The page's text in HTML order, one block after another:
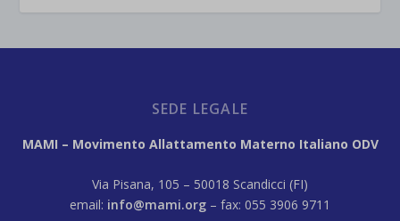
SEDE LEGALE
MAMI – Movimento Allattamento Materno Italiano ODV
Via Pisana, 105 – 50018 Scandicci (FI)
email: info@mami.org – fax: 055 3906 9711